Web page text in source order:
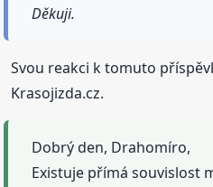
Děkuji.
Svou reakci k tomuto
Krasojizda.cz.
Dobrý den, Drahomíro,
Existuje přímá souvislost